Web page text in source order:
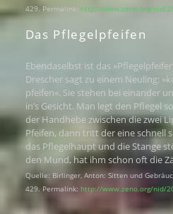
429. Permalink: http://www.zeno.org/nid/
Das Pflegelpfeifen
Ebendaselbst ist das
Drescher sagt zu einem Neuling:
pfeifen«. Sie stehen bei einander
in’s Gesicht. Man legt den Pflegel
der Handhebe zwischen die zwei
Pfeifen, dann tritt der eine schnell
das Pflegelhaupt und die Stange
den Mund, hat ihm schon oft die
Quelle: Birlinger, Anton: Sitten und
429. Permalink: http://www.zeno.org/nid/